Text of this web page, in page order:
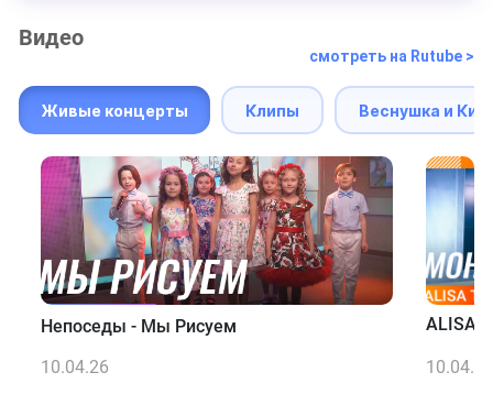
Видео
смотреть на Rutube >
Живые концерты Клипы Веснушка и
Непоседы - Мы Рисуем
10.04.26
ALISA
10.04.26